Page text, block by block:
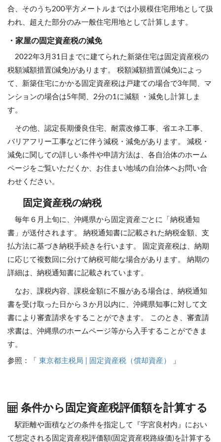
合、そのうち200平方メートルまでは小規模住宅用地として扱
われ、超えた部分のみ一般住宅用地として計算します。
・家屋の固定資産税の減免
2022年3月31日までに建てられた新築住宅は固定資産税の
税額減額措置(減免)があります。 税額減額措置(減免)によっ
て、新築住宅にかかる固定資産税は戸建ての場合で3年間、マ
ンションの場合は5年間、2分の1に減額 ・減免し計算しま
す。
その他、認定長期優良住宅、耐震改修工事、省エネ工事、
バリアフリー工事などに伴う減税・減免があります。 減税・
減免に関しての詳しい条件や申請方法は、各自治体のホーム
ページをご覧いただくか、お住まい地域の自治体へお問い合
わせください。
固定資産税の納税
毎年６月上旬に、沖縄県から固定資産ごとに「納税通知
書」が送付されます。 納税通知書に記載された納税金額、支
払方法に基づき納税手続きを行います。 固定資産税は、納期
に応じて複数回に分けて納税可能な場合があります。 納期の
詳細は、納税通知書に記載されています。
なお、課税内容、課税金額に不服がある場合は、納税通知
書を受け取った日から３か月以内に、沖縄県知事に対して文
書により審査請求をすることができます。 このとき、審査請
求書は、沖縄県のホームページ等から入手することができま
す。
参照：「 東京都主税局 | 固定資産税（償却資産） 」
条件から固定資産税評価額を計算する
駅距離や面積などの条件を指定して『字宮良村内』におい
て想定される固定資産税評価額(固定資産税路線価)を計算する